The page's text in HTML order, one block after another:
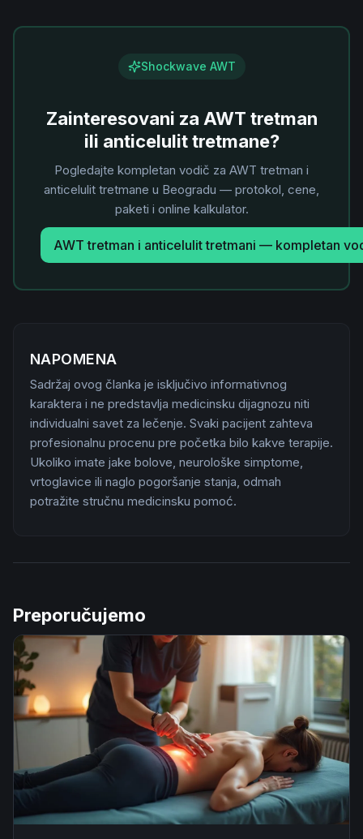
Shockwave AWT
Zainteresovani za AWT tretman
ili anticelulit tretmane?
Pogledajte kompletan vodič za AWT tretman i
anticelulit tretmane u Beogradu — protokol, cene,
paketi i online kalkulator.
AWT tretman i anticelulit tretmani — kompletan
NAPOMENA
Sadržaj ovog članka je isključivo informativnog
karaktera i ne predstavlja medicinsku dijagnozu niti
individualni savet za lečenje. Svaki pacijent zahteva
profesionalnu procenu pre početka bilo kakve terapije.
Ukoliko imate jake bolove, neurološke simptome,
vrtoglavice ili naglo pogoršanje stanja, odmah
potražite stručnu medicinsku pomoć.
Preporučujemo